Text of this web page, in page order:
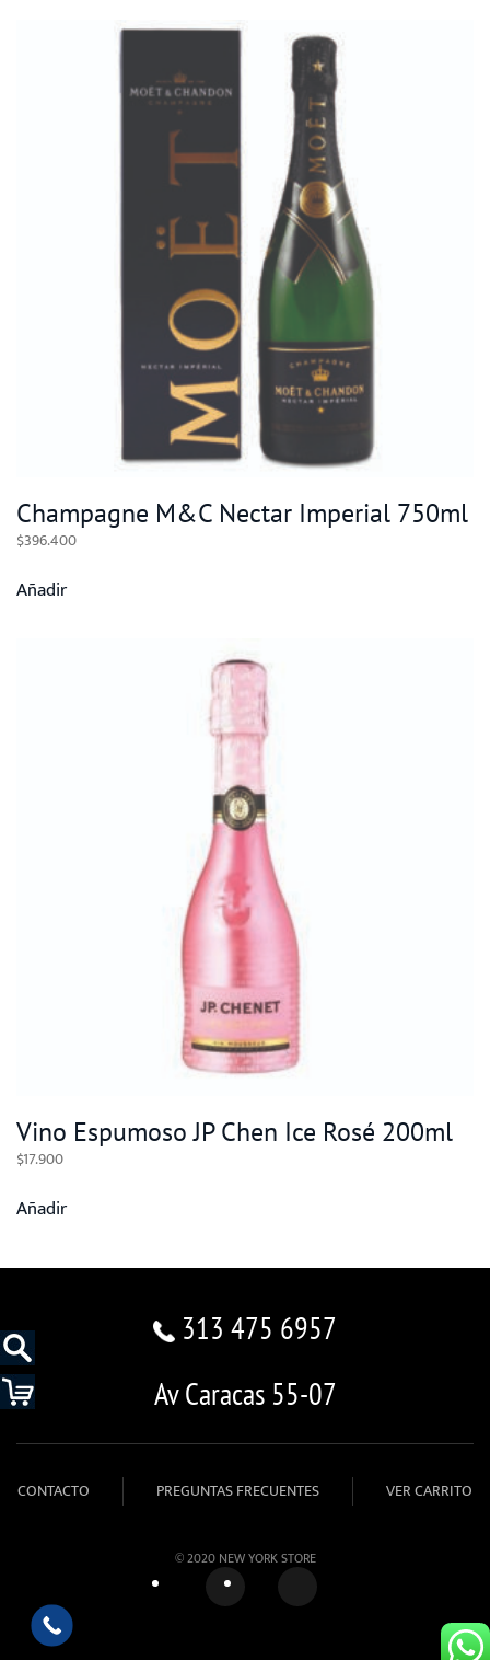
Champagne M&C Nectar Imperial 750ml
$396.400
Añadir
Vino Espumoso JP Chen Ice Rosé 200ml
$17.900
Añadir
313 475 6957
Av Caracas 55-07
CONTACTO PREGUNTAS FRECUENTES VER CARRITO
© 2020 NEW YORK STORE